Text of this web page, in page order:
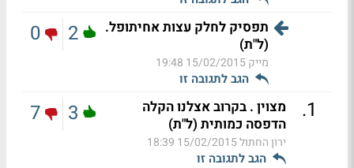
תפסיק לחלק עצות אחיתופל.
(ל"ת)
מייק15/02/2015 19:48
הגב לתגובה זו
2
0
1
.
מצוין . בקרוב אצלנו הקלה
הדפסה כמותית (ל"ת)
ירון החתול15/02/2015 18:39
הגב לתגובה זו
3
7